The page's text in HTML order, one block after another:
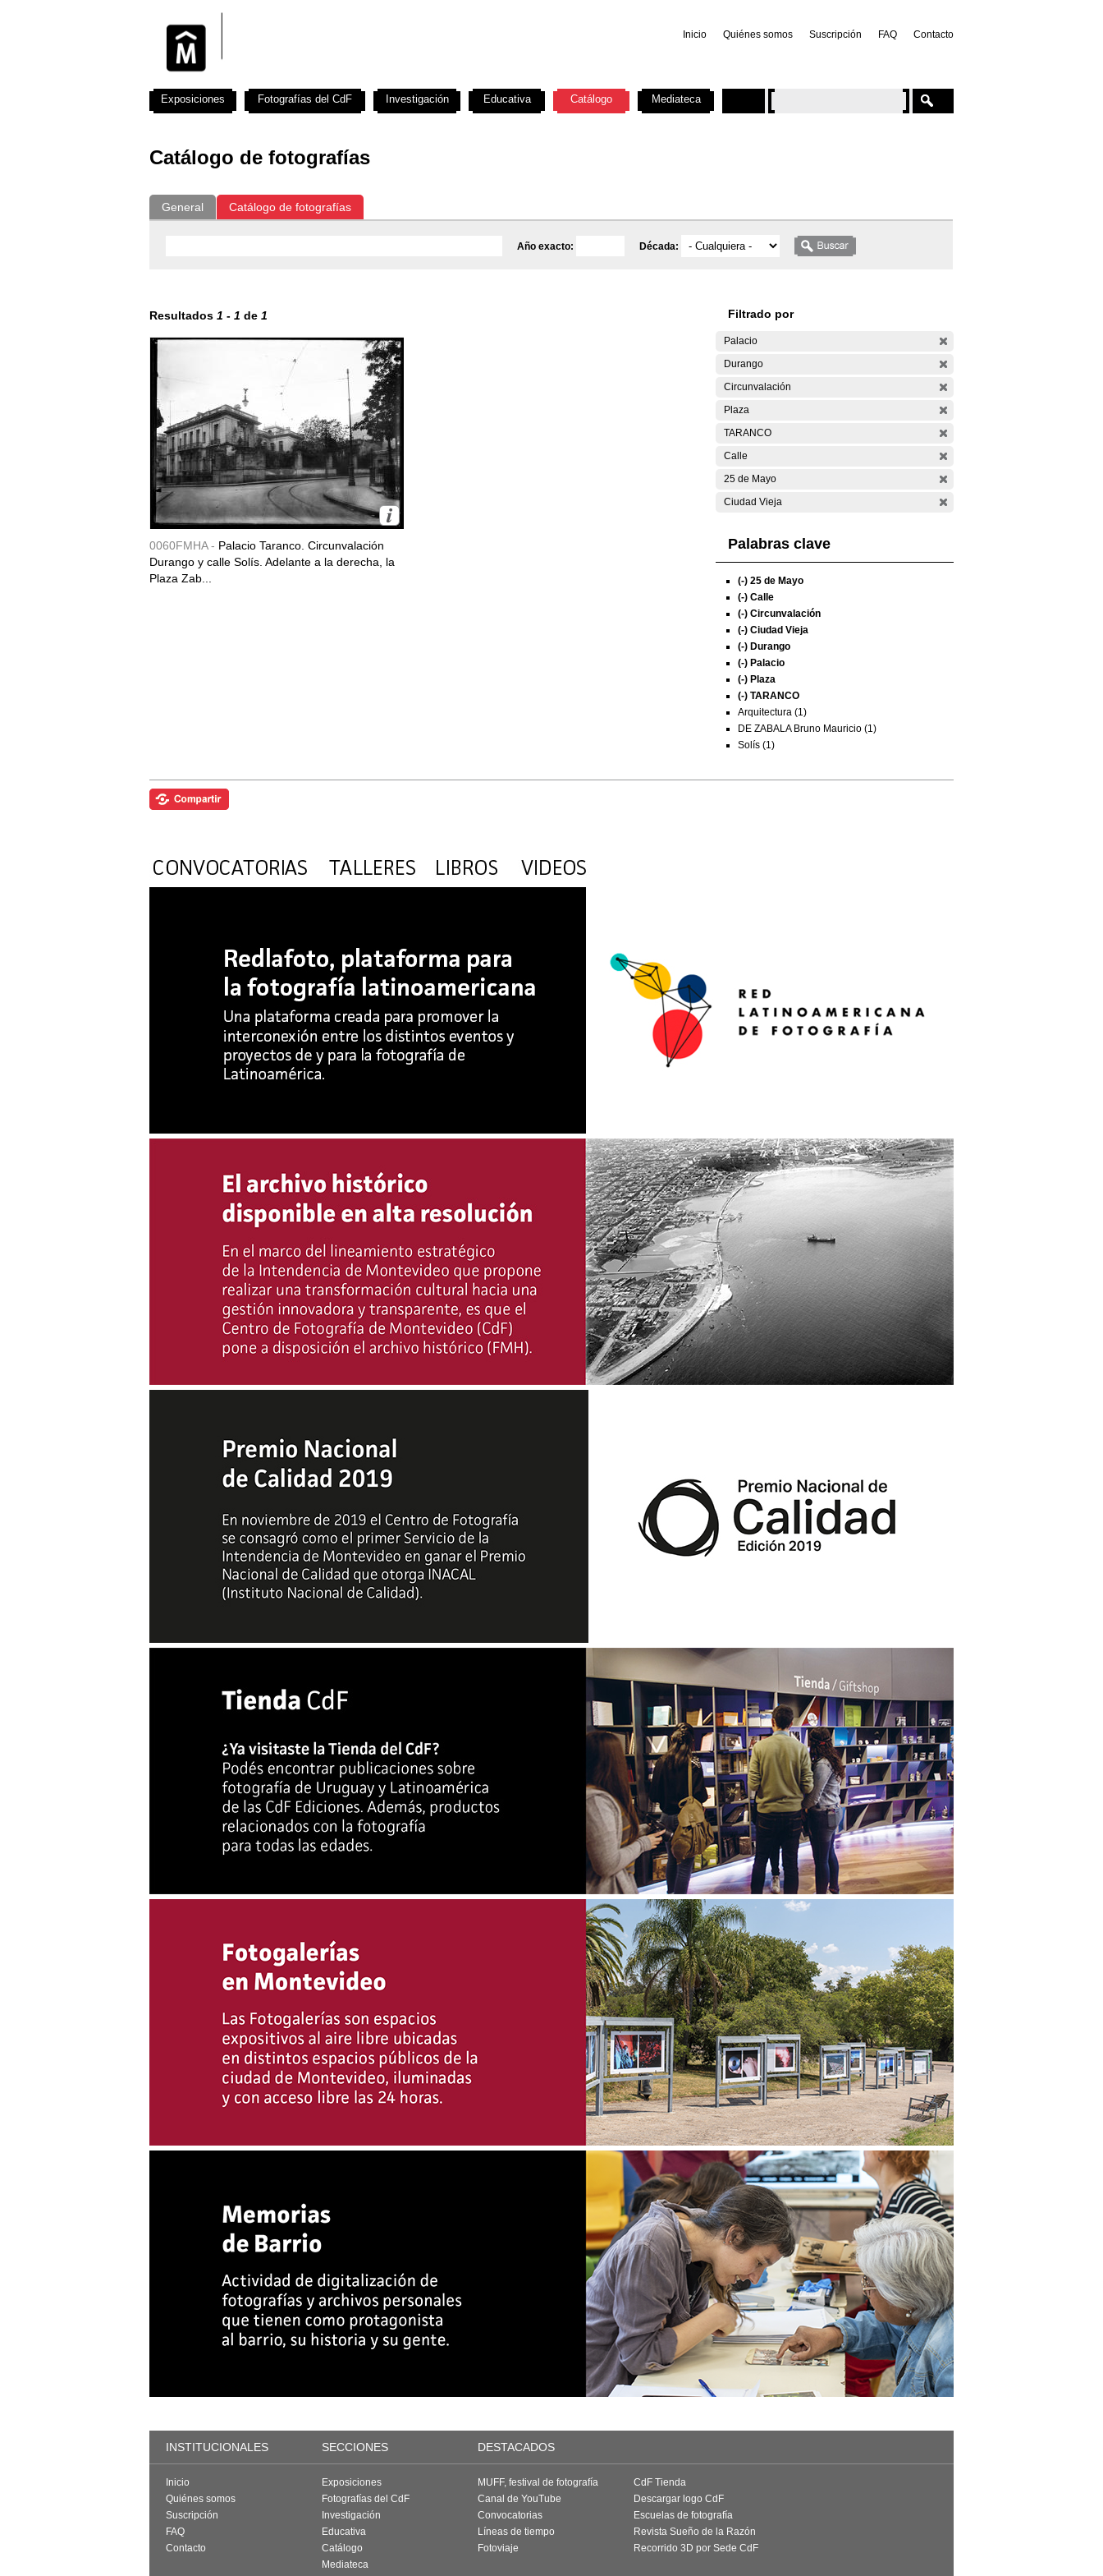
Inicio Quiénes somos Suscripción FAQ Contacto
Catálogo de fotografías
General Catálogo de fotografías
Año exacto: Década:
Resultados 1 - 1 de 1
0060FMHA - Palacio Taranco. Circunvalación
Durango y calle Solís. Adelante a la derecha, la
Plaza Zab...
Filtrado por
Palacio
Durango
Circunvalación
Plaza
TARANCO
Calle
25 de Mayo
Ciudad Vieja
Palabras clave
(-) 25 de Mayo
(-) Calle
(-) Circunvalación
(-) Ciudad Vieja
(-) Durango
(-) Palacio
(-) Plaza
(-) TARANCO
Arquitectura (1)
DE ZABALA Bruno Mauricio (1)
Solís (1)
Exposiciones Fotografías del CdF Investigación Educativa Catálogo Mediateca
INSTITUCIONALES SECCIONES DESTACADOS
Inicio
Quiénes somos
Suscripción
FAQ
Contacto
Exposiciones
Fotografías del CdF
Investigación
Educativa
Catálogo
Mediateca
MUFF, festival de fotografía
Canal de YouTube
Convocatorias
Líneas de tiempo
Fotoviaje
CdF Tienda
Descargar logo CdF
Escuelas de fotografía
Revista Sueño de la Razón
Recorrido 3D por Sede CdF